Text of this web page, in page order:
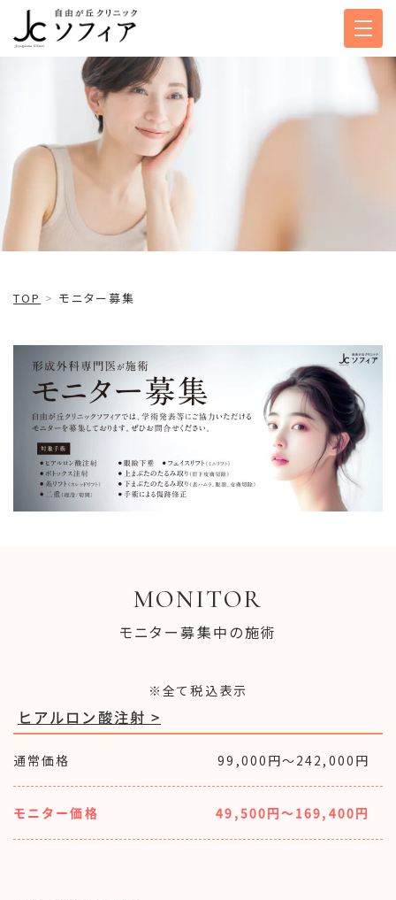
モニター募集
TOP モニター募集
MONITOR
モニター募集中の施術
※全て税込表示
ヒアルロン酸注射 >
通常価格 99,000円〜242,000円
モニター価格 49,500円〜169,400円